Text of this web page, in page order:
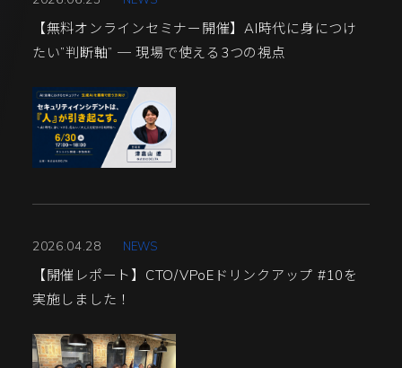
【無料オンラインセミナー開催】AI時代に身につけ
たい”判断軸” ─ 現場で使える3つの視点
2026.04.28 NEWS
【開催レポート】CTO/VPoEドリンクアップ #10を
実施しました！